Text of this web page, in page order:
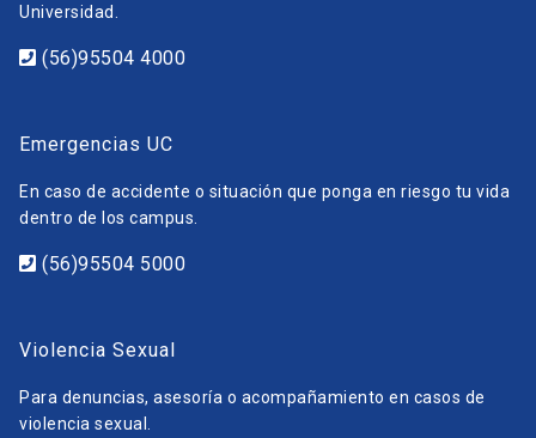
Universidad.
(56)95504 4000
Emergencias UC
En caso de accidente o situación que ponga en riesgo tu vida
dentro de los campus.
(56)95504 5000
Violencia Sexual
Para denuncias, asesoría o acompañamiento en casos de
violencia sexual.